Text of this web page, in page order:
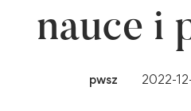
nauce i
pwsz 2022-